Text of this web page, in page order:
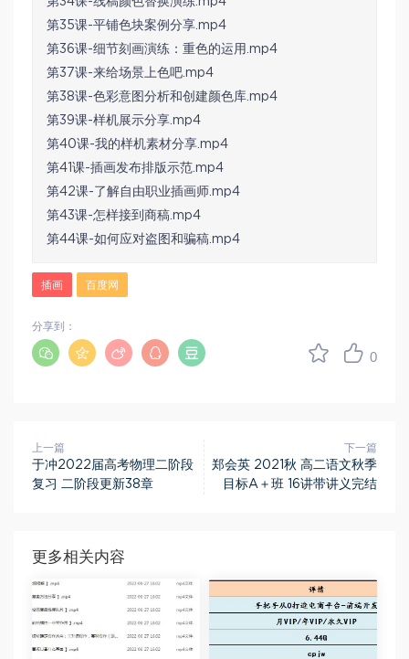
第35课-平铺色块案例分享.mp4
第36课-细节刻画演练：重色的运用.mp4
第37课-来给场景上色吧.mp4
第38课-色彩意图分析和创建颜色库.mp4
第39课-样机展示分享.mp4
第40课-我的样机素材分享.mp4
第41课-插画发布排版示范.mp4
第42课-了解自由职业插画师.mp4
第43课-怎样接到商稿.mp4
第44课-如何应对盗图和骗稿.mp4
插画 百度网
0
分享到：
上一篇
于冲2022届高考物理二阶段
复习 二阶段更新38章
下一篇
郑会英 2021秋 高二语文秋季
目标A＋班 16讲带讲义完结
更多相关内容